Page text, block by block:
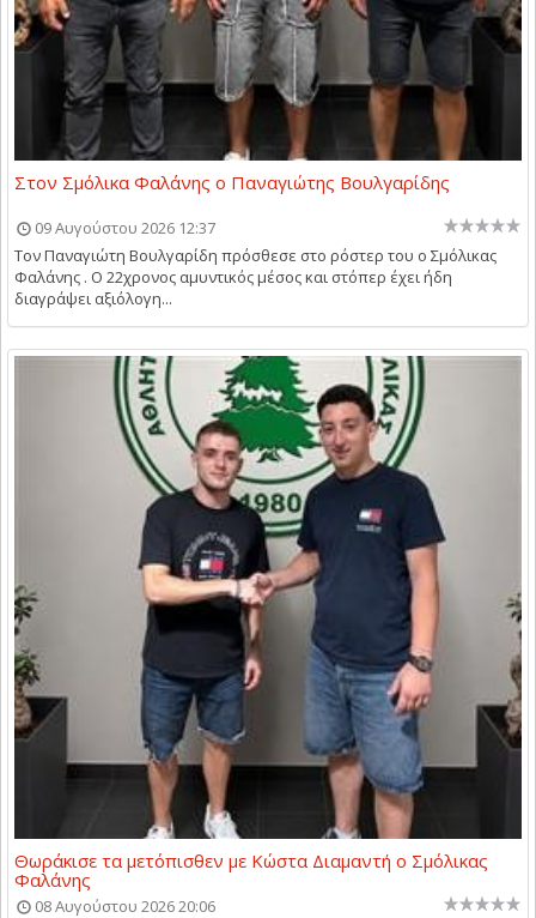
Στον Σμόλικα Φαλάνης ο Παναγιώτης Βουλγαρίδης
09 Αυγούστου 2026 12:37
Τον Παναγιώτη Βουλγαρίδη πρόσθεσε στο ρόστερ του ο Σμόλικας
Φαλάνης . Ο 22χρονος αμυντικός μέσος και στόπερ έχει ήδη
διαγράψει αξιόλογη...
Θωράκισε τα μετόπισθεν με Κώστα Διαμαντή ο Σμόλικας
Φαλάνης
08 Αυγούστου 2026 20:06